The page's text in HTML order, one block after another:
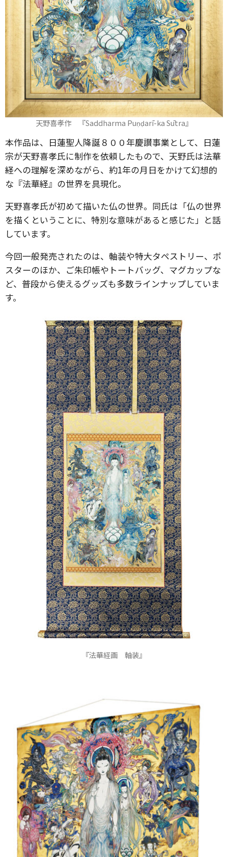
天野喜孝作 『Saddharma Puṇḍarī-ka Sūtra』
本作品は、日蓮聖人降誕８００年慶讃事業として、日蓮
宗が天野喜孝氏に制作を依頼したもので、天野氏は法華
経への理解を深めながら、約1年の月日をかけて幻想的
な『法華経』の世界を具現化。
天野喜孝氏が初めて描いた仏の世界。同氏は「仏の世界
を描くということに、特別な意味があると感じた」と話
しています。
今回一般発売されたのは、軸装や特大タペストリー、ポ
スターのほか、ご朱印帳やトートバッグ、マグカップな
ど、普段から使えるグッズも多数ラインナップしていま
す。
『法華経画 軸装』